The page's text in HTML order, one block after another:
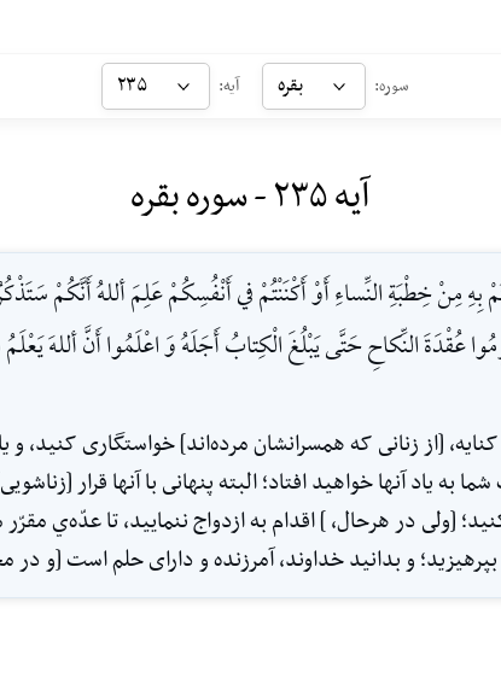
سوره: بقره آیه: ۲۳۵
آیه ۲۳۵ - سوره بقره
مِنْ خِطْبَةِ النِّساءِ أَوْ أَكْنَنْتُمْ في أَنْفُسِكُمْ عَلِمَ أللهُ أَنَّكُمْ
عُقْدَةَ النِّكاحِ حَتَّى يَبْلُغَ الْكِتابُ أَجَلَهُ وَ اعْلَمُوا أَنَّ أللهَ
[از زنانى که همسرانشان مرده‌اند] خواستگارى کنید، و
یاد آنها خواهید افتاد؛ ‌البته پنهانى با آنها قرار
‌[ولى در هر‌حال، ] اقدام به ازدواج ننمایید، تا عدّه‌ي
‌و بدانید خداوند، آمرزنده و داراى حلم است [و